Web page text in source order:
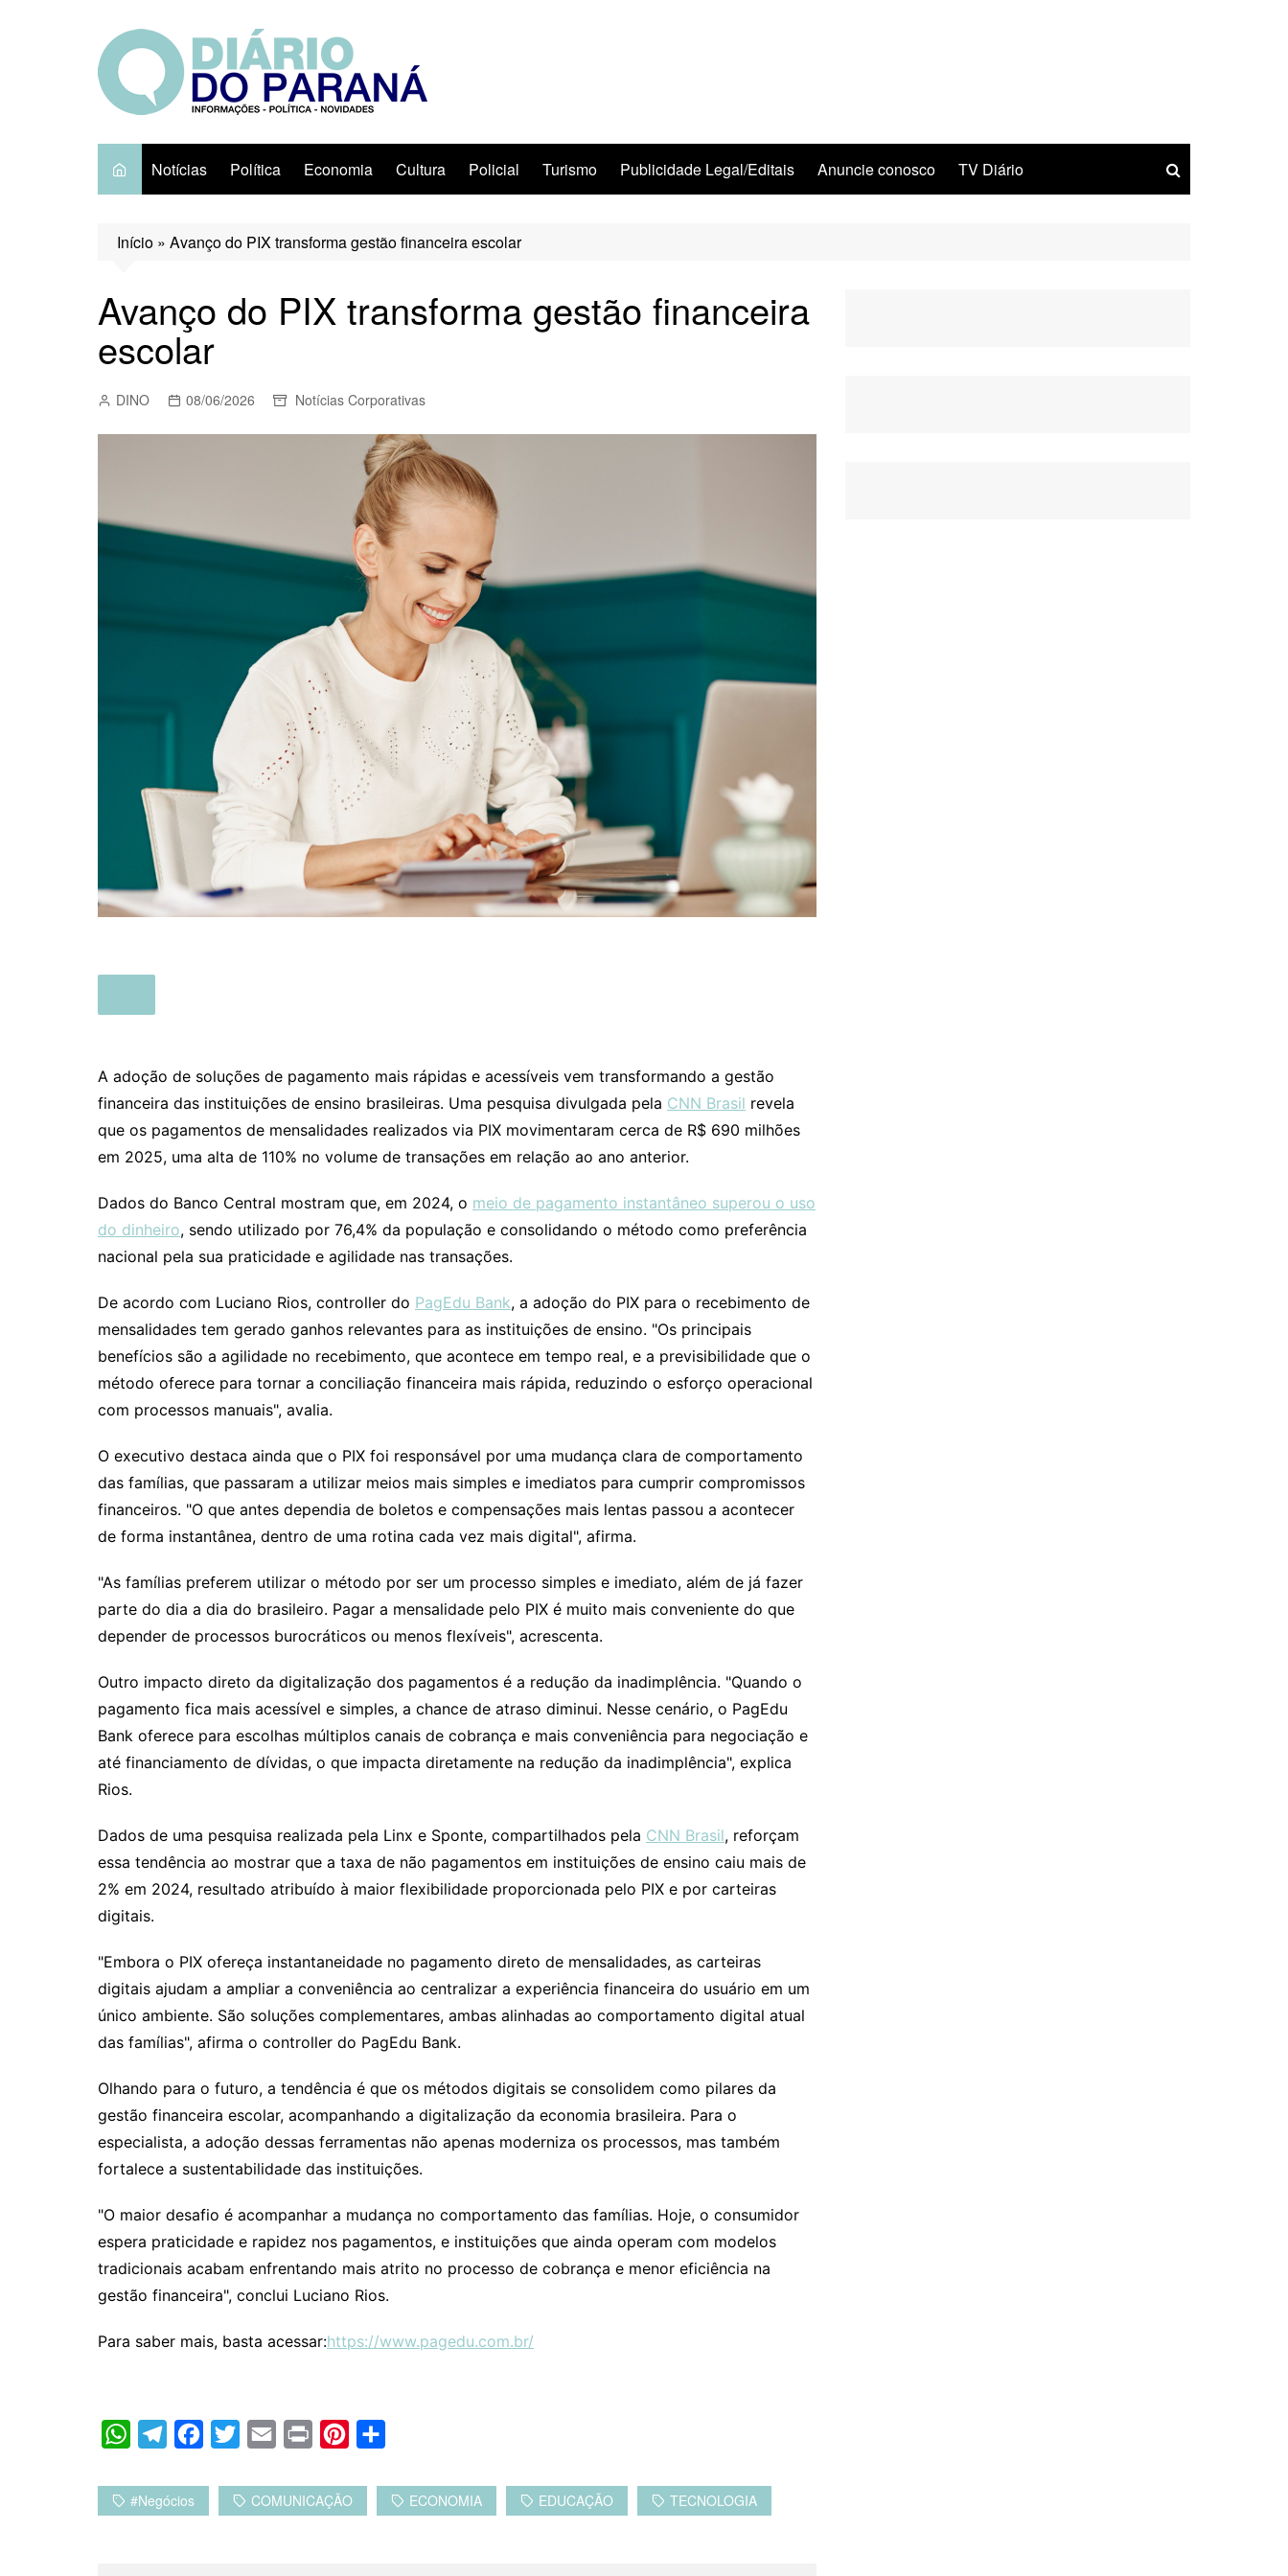
Notícias Política Economia Cultura Policial Turismo Publicidade Legal/Editais Anuncie conosco TV Diário
Início » Avanço do PIX transforma gestão financeira escolar
Avanço do PIX transforma gestão financeira
escolar
DINO 08/06/2026 Notícias Corporativas
A adoção de soluções de pagamento mais rápidas e acessíveis vem transformando a gestão
financeira das instituições de ensino brasileiras. Uma pesquisa divulgada pela CNN Brasil revela
que os pagamentos de mensalidades realizados via PIX movimentaram cerca de R$ 690 milhões
em 2025, uma alta de 110% no volume de transações em relação ao ano anterior.
Dados do Banco Central mostram que, em 2024, o meio de pagamento instantâneo superou o uso
do dinheiro, sendo utilizado por 76,4% da população e consolidando o método como preferência
nacional pela sua praticidade e agilidade nas transações.
De acordo com Luciano Rios, controller do PagEdu Bank, a adoção do PIX para o recebimento de
mensalidades tem gerado ganhos relevantes para as instituições de ensino. "Os principais
benefícios são a agilidade no recebimento, que acontece em tempo real, e a previsibilidade que o
método oferece para tornar a conciliação financeira mais rápida, reduzindo o esforço operacional
com processos manuais", avalia.
O executivo destaca ainda que o PIX foi responsável por uma mudança clara de comportamento
das famílias, que passaram a utilizar meios mais simples e imediatos para cumprir compromissos
financeiros. "O que antes dependia de boletos e compensações mais lentas passou a acontecer
de forma instantânea, dentro de uma rotina cada vez mais digital", afirma.
"As famílias preferem utilizar o método por ser um processo simples e imediato, além de já fazer
parte do dia a dia do brasileiro. Pagar a mensalidade pelo PIX é muito mais conveniente do que
depender de processos burocráticos ou menos flexíveis", acrescenta.
Outro impacto direto da digitalização dos pagamentos é a redução da inadimplência. "Quando o
pagamento fica mais acessível e simples, a chance de atraso diminui. Nesse cenário, o PagEdu
Bank oferece para escolhas múltiplos canais de cobrança e mais conveniência para negociação e
até financiamento de dívidas, o que impacta diretamente na redução da inadimplência", explica
Rios.
Dados de uma pesquisa realizada pela Linx e Sponte, compartilhados pela CNN Brasil, reforçam
essa tendência ao mostrar que a taxa de não pagamentos em instituições de ensino caiu mais de
2% em 2024, resultado atribuído à maior flexibilidade proporcionada pelo PIX e por carteiras
digitais.
"Embora o PIX ofereça instantaneidade no pagamento direto de mensalidades, as carteiras
digitais ajudam a ampliar a conveniência ao centralizar a experiência financeira do usuário em um
único ambiente. São soluções complementares, ambas alinhadas ao comportamento digital atual
das famílias", afirma o controller do PagEdu Bank.
Olhando para o futuro, a tendência é que os métodos digitais se consolidem como pilares da
gestão financeira escolar, acompanhando a digitalização da economia brasileira. Para o
especialista, a adoção dessas ferramentas não apenas moderniza os processos, mas também
fortalece a sustentabilidade das instituições.
"O maior desafio é acompanhar a mudança no comportamento das famílias. Hoje, o consumidor
espera praticidade e rapidez nos pagamentos, e instituições que ainda operam com modelos
tradicionais acabam enfrentando mais atrito no processo de cobrança e menor eficiência na
gestão financeira", conclui Luciano Rios.
Para saber mais, basta acessar:https://www.pagedu.com.br/
W
a
t
l
e
c
e
i
t
a
i
i
n
n
t
m
p
#negócios COMUNICAÇÃO ECONOMIA EDUCAÇÃO TECNOLOGIA